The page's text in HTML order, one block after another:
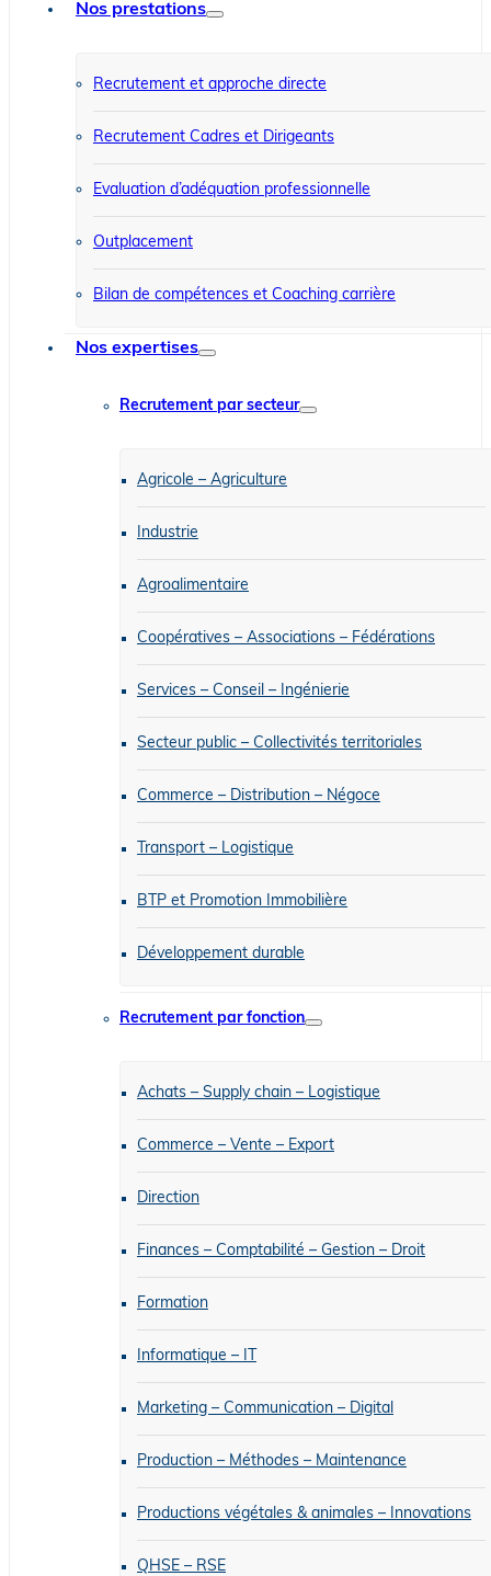
Nos prestations
Recrutement et approche directe
Recrutement Cadres et Dirigeants
Evaluation d’adéquation professionnelle
Outplacement
Bilan de compétences et Coaching carrière
Nos expertises
Recrutement par secteur
Agricole – Agriculture
Industrie
Agroalimentaire
Coopératives – Associations – Fédérations
Services – Conseil – Ingénierie
Secteur public – Collectivités territoriales
Commerce – Distribution – Négoce
Transport – Logistique
BTP et Promotion Immobilière
Développement durable
Recrutement par fonction
Achats – Supply chain – Logistique
Commerce – Vente – Export
Direction
Finances – Comptabilité – Gestion – Droit
Formation
Informatique – IT
Marketing – Communication – Digital
Production – Méthodes – Maintenance
Productions végétales & animales – Innovations
QHSE – RSE